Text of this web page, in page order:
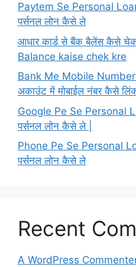
Paytem Se Personal
पर्सनल लोन कैसे ले
आधार कार्ड से बैंक बैलेंस कैसे
Balance kaise chek kre
Bank Me Mobile
अकाउंट में मोबाईल नंबर कैसे
Google Pe Se Personal
पर्सनल लोन कैसे ले |
Phone Pe Se Personal
पर्सनल लोन कैसे ले
Recent
A WordPress